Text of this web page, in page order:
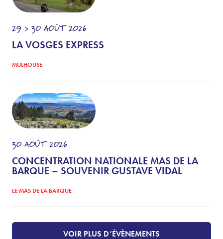
29 > 30 AOÛT 2026
LA VOSGES EXPRESS
MULHOUSE
30 AOÛT 2026
CONCENTRATION NATIONALE MAS DE LA
BARQUE – SOUVENIR GUSTAVE VIDAL
LE MAS DE LA BARQUE
VOIR PLUS D’ÉVÈNEMENTS